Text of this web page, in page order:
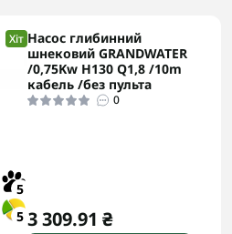
Хіт
5
5
Насос глибинний
шнековий GRANDWATER
/0,75Kw H130 Q1,8 /10m
кабель /без пульта
0
3 309.91 ₴